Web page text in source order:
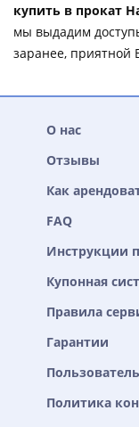
купить в прокат
мы выдадим
заранее, приятной
О нас
Отзывы
Как
FAQ
Инструкции
Купонная
Правила
Гарантии
Политика